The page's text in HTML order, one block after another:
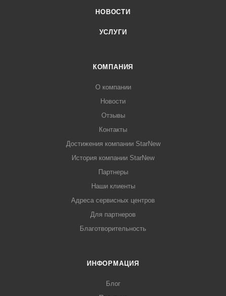
НОВОСТИ
УСЛУГИ
КОМПАНИЯ
О компании
Новости
Отзывы
Контакты
Достижения компании StarNew
История компании StarNew
Партнеры
Наши клиенты
Адреса сервисных центров
Для партнеров
Благотворительность
ИНФОРМАЦИЯ
Блог